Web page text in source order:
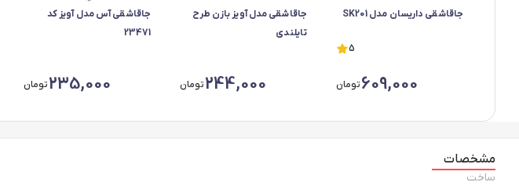
جاقاشقی داریسان مدل SK201
5
609,000تومان
جاقاشقی مدل آویز بازن طرح
تایلندی
244,000تومان
جاقاشقی آس مدل آویز کد
23471
235,000تومان
مشخصات
ساخت